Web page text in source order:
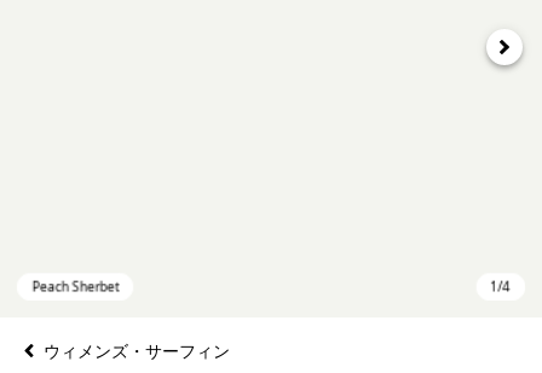
次へ
ウィメンズ・サーフィン